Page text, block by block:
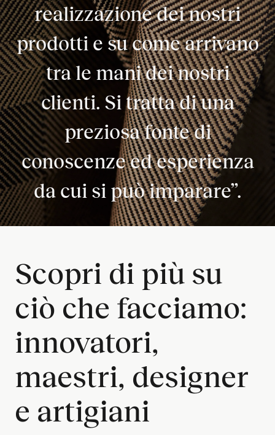
realizzazione dei nostri
prodotti e su come arrivano
tra le mani dei nostri
clienti. Si tratta di una
preziosa fonte di
conoscenze ed esperienza
da cui si può imparare”.
Scopri di più su
ciò che facciamo:
innovatori,
maestri, designer
e artigiani